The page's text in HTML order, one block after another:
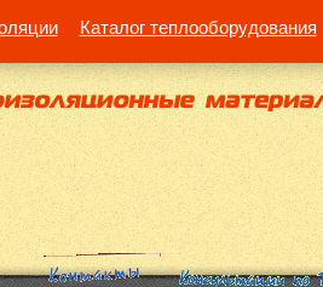
Каталог теплооборудования